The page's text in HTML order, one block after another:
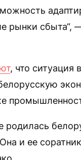
рынки сбыта“,
, что ситуация
родилась
и ее